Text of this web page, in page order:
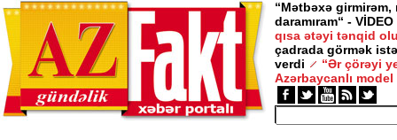
“Mətbəxə girmirəm,
daramıram“ - VİDEO
qısa ətəyi tənqid
çadrada görmək
verdi
“Ər çörəyi
Azərbaycanlı model